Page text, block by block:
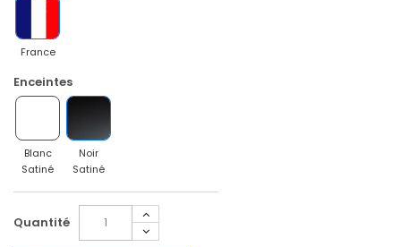
France
Enceintes
Blanc
Satiné
Noir
Satiné
Quantité